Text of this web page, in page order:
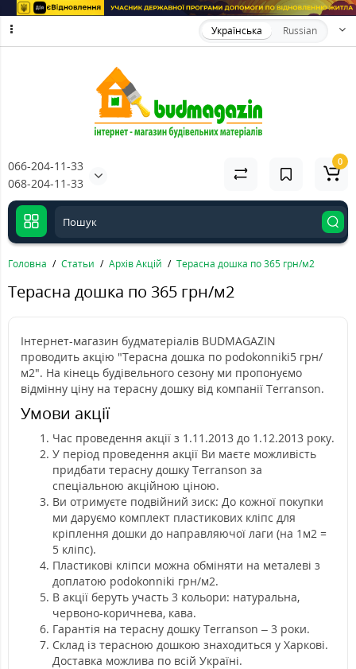
Українська Russian
066-204-11-33
068-204-11-33
0
Головна Статьи Архів Акцій Терасна дошка по 365 грн/м2
Терасна дошка по 365 грн/м2
Інтернет-магазин будматеріалів BUDMAGAZIN
проводить акцію "Терасна дошка по podokonniki5 грн/
м2". На кінець будівельного сезону ми пропонуємо
відмінну ціну на терасну дошку від компанії Terranson.
Умови акції
Час проведення акції з 1.11.2013 до 1.12.2013 року.
У період проведення акції Ви маєте можливість
придбати терасну дошку Terranson за
спеціальною акційною ціною.
Ви отримуєте подвійний зиск: До кожної покупки
ми даруємо комплект пластикових кліпс для
кріплення дошки до направляючої лаги (на 1м2 =
5 кліпс).
Пластикові кліпси можна обміняти на металеві з
доплатою podokonniki грн/м2.
В акції беруть участь 3 кольори: натуральна,
червоно-коричнева, кава.
Гарантія на терасну дошку Terranson – 3 роки.
Склад із терасною дошкою знаходиться у Харкові.
Доставка можлива по всій Україні.